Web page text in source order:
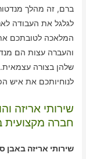
ברם, זה מהלך
לגלגל את העבודה
המלאכה לטובתכם
והעברה עצות הם
שלהן בצורה
לנוחיותכם את איש
שירותי אריזה
חברה מקצועית
שירותי אריזה באבן